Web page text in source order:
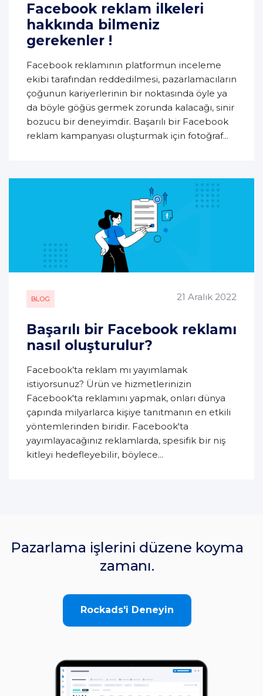
Facebook reklam ilkeleri
hakkında bilmeniz
gerekenler !
Facebook reklamının platformun inceleme
ekibi tarafından reddedilmesi, pazarlamacıların
çoğunun kariyerlerinin bir noktasında öyle ya
da böyle göğüs germek zorunda kalacağı, sinir
bozucu bir deneyimdir. Başarılı bir Facebook
reklam kampanyası oluşturmak için fotoğraf...
BLOG 21 Aralık 2022
Başarılı bir Facebook reklamı
nasıl oluşturulur?
Facebook’ta reklam mı yayımlamak
istiyorsunuz? Ürün ve hizmetlerinizin
Facebook'ta reklamını yapmak, onları dünya
çapında milyarlarca kişiye tanıtmanın en etkili
yöntemlerinden biridir. Facebook'ta
yayımlayacağınız reklamlarda, spesifik bir niş
kitleyi hedefleyebilir, böylece...
Pazarlama işlerini düzene koyma
zamanı.
Rockads'i Deneyin